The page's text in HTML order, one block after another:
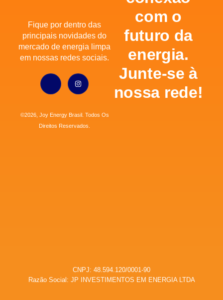
Fique por dentro das
principais novidades do
mercado de energia limpa
em nossas redes sociais.
©2026, Joy Energy Brasil. Todos Os
Direitos Reservados.
com o
futuro da
energia.
Junte-se à
nossa rede!
CNPJ: 48.594.120/0001-90
Razão Social: JP INVESTIMENTOS EM ENERGIA LTDA